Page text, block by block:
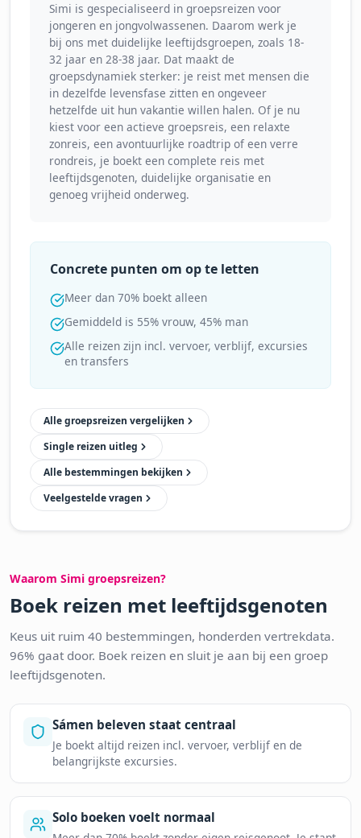
Simi is gespecialiseerd in groepsreizen voor
jongeren en jongvolwassenen. Daarom werk je
bij ons met duidelijke leeftijdsgroepen, zoals 18-
32 jaar en 28-38 jaar. Dat maakt de
groepsdynamiek sterker: je reist met mensen die
in dezelfde levensfase zitten en ongeveer
hetzelfde uit hun vakantie willen halen. Of je nu
kiest voor een actieve groepsreis, een relaxte
zonreis, een avontuurlijke roadtrip of een verre
rondreis, je boekt een complete reis met
leeftijdsgenoten, duidelijke organisatie en
genoeg vrijheid onderweg.
Concrete punten om op te letten
Meer dan 70% boekt alleen
Gemiddeld is 55% vrouw, 45% man
Alle reizen zijn incl. vervoer, verblijf, excursies
en transfers
Alle groepsreizen vergelijken
Single reizen uitleg
Alle bestemmingen bekijken
Veelgestelde vragen
Waarom Simi groepsreizen?
Boek reizen met leeftijdsgenoten
Keus uit ruim 40 bestemmingen, honderden vertrekdata.
96% gaat door. Boek reizen en sluit je aan bij een groep
leeftijdsgenoten.
Sámen beleven staat centraal
Je boekt altijd reizen incl. vervoer, verblijf en de
belangrijkste excursies.
Solo boeken voelt normaal